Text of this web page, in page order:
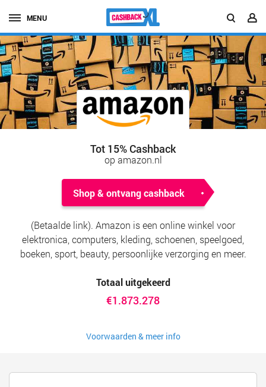
MENU
Tot 15% Cashback
op amazon.nl
Shop & ontvang cashback
(Betaalde link). Amazon is een online winkel voor
elektronica, computers, kleding, schoenen, speelgoed,
boeken, sport, beauty, persoonlijke verzorging en meer.
Totaal uitgekeerd
€1.873.278
Voorwaarden & meer info